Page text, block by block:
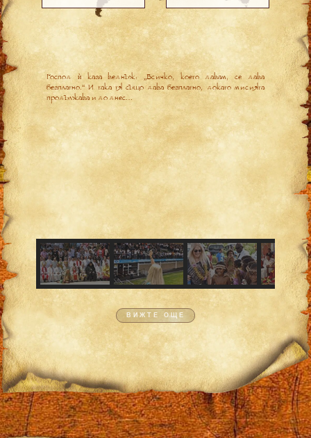
Господ ѝ каза веднъж: „Всичко, което давам, се дава
безплатно.“ И така тя също дава безплатно, докато мисията
продължава и до днес…
ВИЖТЕ ОЩЕ